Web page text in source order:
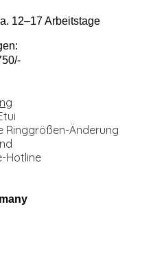
12–17 Arbeitstage
Ringgrößen-Änderung
Hotline